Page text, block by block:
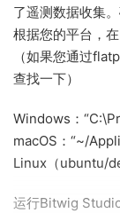
了遥测数据收集
根据您的平台，
（如果您通过
查找一下）
Windows：
macOS：“~/
Linux（ubuntu/
运行Bitwig